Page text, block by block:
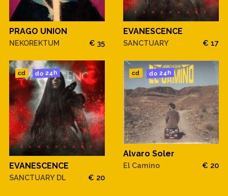
PRAGO UNION
NEKOREKTUM € 35
EVANESCENCE
SANCTUARY € 17
cd do 24h
EVANESCENCE
SANCTUARY DL € 20
cd do 24h
Alvaro Soler
El Camino € 20